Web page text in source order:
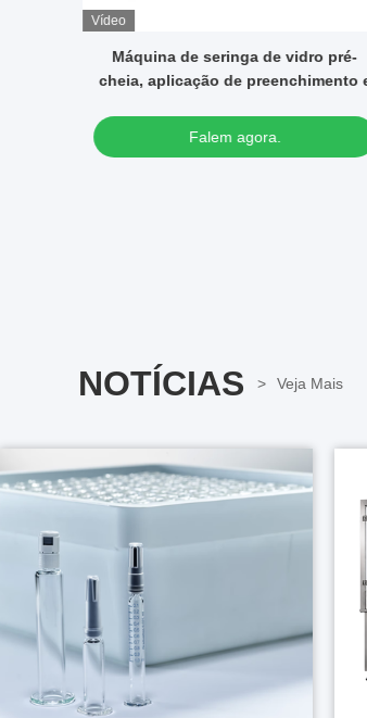
Vídeo
Máquina automática de enchimento
de seringa de vidro Máquina de
ácido hialurónico
Falem agora.
NOTÍCIAS Veja Mais